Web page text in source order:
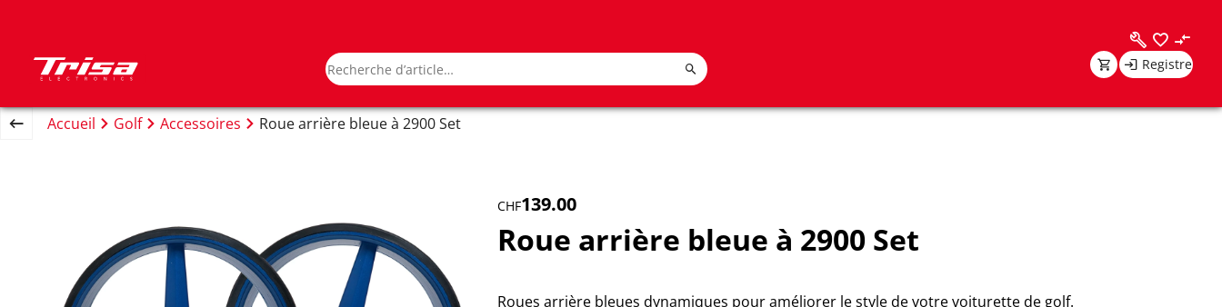
Registre
Accueil Golf Accessoires Roue arrière bleue à 2900 Set
CHF139.00
Roue arrière bleue à 2900 Set
Roues arrière bleues dynamiques pour améliorer le style de votre voiturette de golf.